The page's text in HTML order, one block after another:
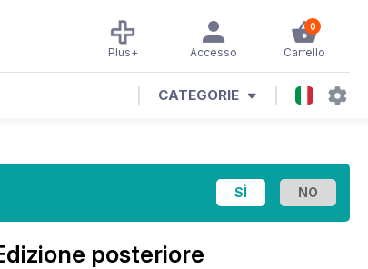
0
Carrello
Accesso
Plus+
CATEGORIE
posteriore